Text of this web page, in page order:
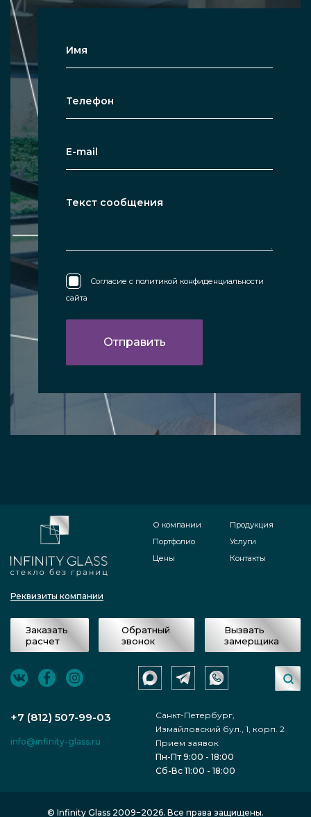
Согласие с политикой конфиденциальности
сайта
Реквизиты компании
О компании
Портфолио
Цены
Продукция
Услуги
Контакты
Заказать
расчет
Обратный
звонок
Вызвать
замерщика
+7 (812) 507-99-03
Санкт-Петербург,
Измайловский бул., 1, корп. 2
info@infinity-glass.ru
Прием заявок
Пн-Пт 9:00 - 18:00
Сб-Вс 11:00 - 18:00
© Infinity Glass 2009−2026. Все права защищены.